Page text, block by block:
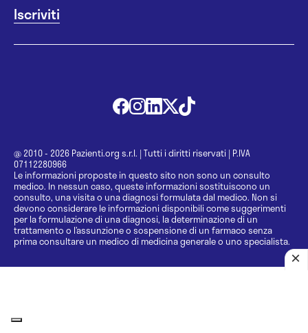
@ 2010 - 2026 Pazienti.org s.r.l. | Tutti i diritti riservati | P.IVA
07112280966
Le informazioni proposte in questo sito non sono un consulto
medico. In nessun caso, queste informazioni sostituiscono un
consulto, una visita o una diagnosi formulata dal medico. Non si
devono considerare le informazioni disponibili come suggerimenti
per la formulazione di una diagnosi, la determinazione di un
trattamento o l’assunzione o sospensione di un farmaco senza
prima consultare un medico di medicina generale o uno specialista.